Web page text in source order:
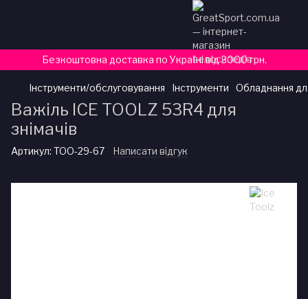
Безкоштовна доставка по Україні від 3000 грн.
Інструменти/обслуговування Інструменти Обладнання
Важіль ICE TOOLZ 53R4 для
знімачів
Артикул: TOO-29-67 Написати відгук